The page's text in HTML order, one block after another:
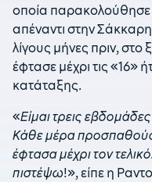
οποία παρακολούθησε
απέναντι στην
λίγους μήνες πριν, στο
έφτασε μέχρι τις «16»
κατάταξης.
«Είμαι τρεις
Κάθε μέρα
έφτασα μέχρι τον
πιστέψω!», είπε η